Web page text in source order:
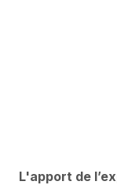
L'apport de